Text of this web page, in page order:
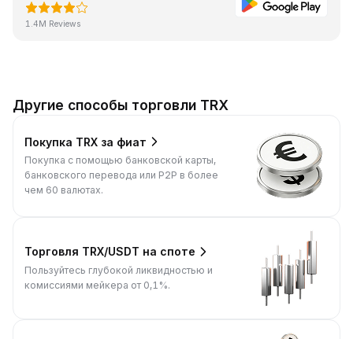
1.4M Reviews
Другие способы торговли TRX
Покупка TRX за фиат
Покупка с помощью банковской карты,
банковского перевода или P2P в более
чем 60 валютах.
Торговля TRX/USDT на споте
Пользуйтесь глубокой ликвидностью и
комиссиями мейкера от 0,1%.